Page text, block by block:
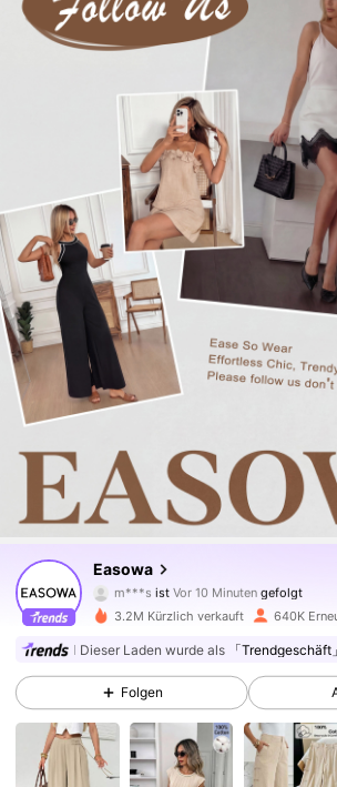
Easowa
m***sist
n***iist am Durchsuchen
4,69
248K Follower
4,69
4,69 248K Follower
3.2M Kürzlich verkauft 640K
Dieser Laden wurde als 「Trendgeschäft」
Folgen